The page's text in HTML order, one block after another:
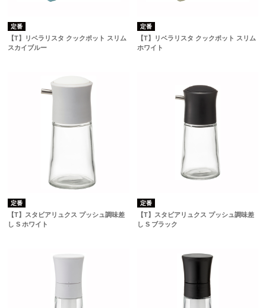
定番
【T】リベラリスタ クックポット スリム
スカイブルー
定番
【T】リベラリスタ クックポット スリム
ホワイト
定番
【T】スタビアリュクス プッシュ調味差
し S ホワイト
定番
【T】スタビアリュクス プッシュ調味差
し S ブラック